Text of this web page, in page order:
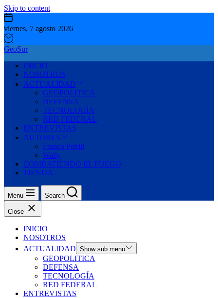
Skip to content
viernes, 7 agosto 2026
GeoSur
INICIO
NOSOTROS
ACTUALIDAD
GEOPOLITICA
DEFENSA
TECNOLOGÍA
RED FEDERAL
ENTREVISTAS
AUTORES
Franco Petrili
Wally
COMBATIENDO EL FUEGO
TIENDA
Menu Search
Close
INICIO
NOSOTROS
ACTUALIDAD Show sub menu
GEOPOLITICA
DEFENSA
TECNOLOGÍA
RED FEDERAL
ENTREVISTAS